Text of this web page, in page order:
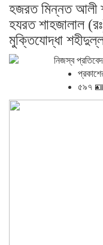
হজরত মিন্নত আলী
হযরত শাহজালাল
মুক্তিযোদ্ধা
নিজস্ব
৫৯৭ 🪪